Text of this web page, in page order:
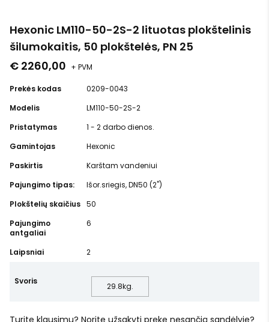
Hexonic LM110-50-2S-2 lituotas plokštelinis
šilumokaitis, 50 plokštelės, PN 25
€ 2260,00 + PVM
Prekės kodas
0209-0043
Modelis
LM110-50-2S-2
Pristatymas
1 - 2 darbo dienos.
Gamintojas
Hexonic
Paskirtis
Karštam vandeniui
Pajungimo tipas:
Išor.sriegis, DN50 (2")
Plokštelių skaičius 50
Pajungimo
antgaliai
6
Laipsniai 2
Svoris
29.8kg.
Turite klausimų? Norite užsakyti prekę nesančią sandėlyje?